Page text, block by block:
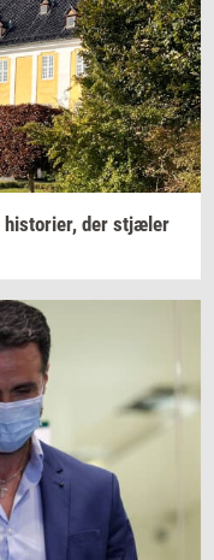
hi­sto­ri­er, der stjæ­ler